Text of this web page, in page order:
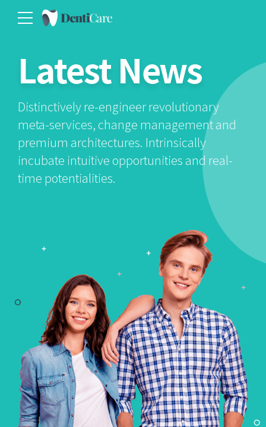
Latest News
Distinctively re-engineer revolutionary
meta-services, change management and
premium architectures. Intrinsically
incubate intuitive opportunities and real-
time potentialities.